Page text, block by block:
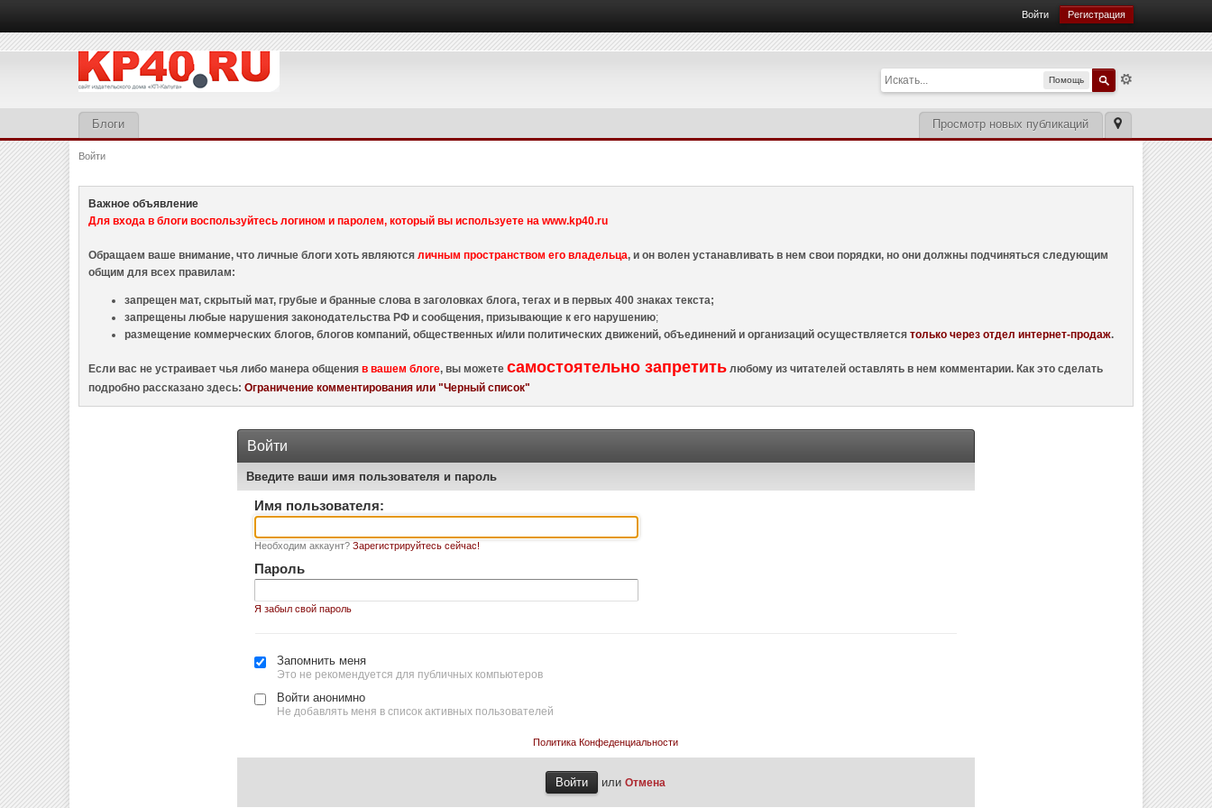
Войти Регистрация
Помощь
Просмотр новых публикаций
Блоги
Войти
Важное объявление
Для входа в блоги воспользуйтесь логином и паролем, который вы используете на www.kp40.ru
Обращаем ваше внимание, что личные блоги хоть являютсяличным пространством его владельца, и он волен устанавливать в нем свои порядки, но они должны подчиняться следующим
общим для всех правилам:
запрещен мат, скрытый мат, грубые и бранные слова в заголовках блога, тегах и в первых 400 знаках текста;
запрещены любые нарушения законодательства РФ и сообщения, призывающие к его нарушению;
размещение коммерческих блогов, блогов компаний, общественных и/или политических движений, объединений и организаций осуществляетсятолько через отдел интернет-продаж.
Если вас не устраивает чья либо манера общенияв вашем блоге, вы можетесамостоятельно запретить любому из читателей оставлять в нем комментарии. Как это сделать
подробно рассказано здесь:Ограничение комментирования или "Черный список"
Войти
Введите ваши имя пользователя и пароль
Имя пользователя:
Необходим аккаунт? Зарегистрируйтесь сейчас!
Пароль
Я забыл свой пароль
Запомнить меня
Это не рекомендуется для публичных компьютеров
Войти анонимно
Не добавлять меня в список активных пользователей
Политика Конфеденциальности
илиОтмена